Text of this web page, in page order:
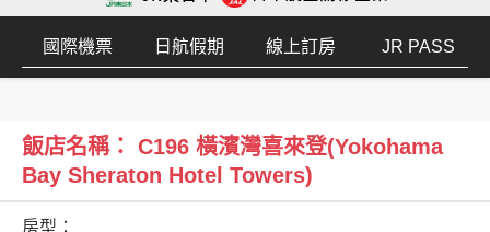
國際機票 日航假期 線上訂房 JR PASS
飯店名稱： C196 橫濱灣喜來登(Yokohama
Bay Sheraton Hotel Towers)
房型：